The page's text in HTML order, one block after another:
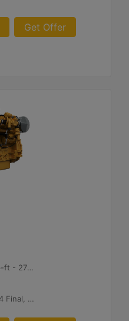
Get Offer
199 1.600 dev/dk.da lb-ft - 270 1.600 dev/dk.da Nm
U.S. EPA & CARB Tier 4 Final, EU Stage V